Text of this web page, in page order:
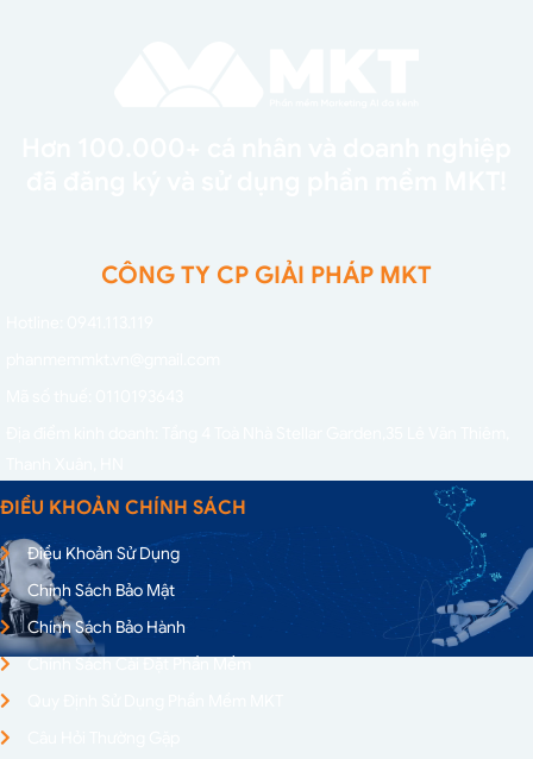
CÔNG TY CP GIẢI PHÁP MKT
ĐIỀU KHOẢN CHÍNH SÁCH
Điều Khoản Sử Dụng
Chính Sách Bảo Mật
Chính Sách Bảo Hành